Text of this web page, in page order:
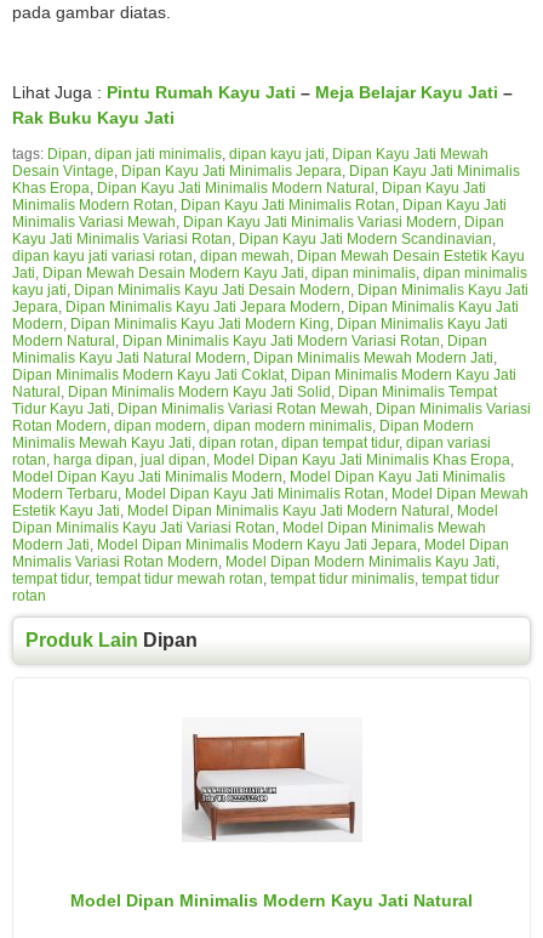
pada gambar diatas.
Lihat Juga : Pintu Rumah Kayu Jati – Meja Belajar Kayu Jati –
Rak Buku Kayu Jati
tags: Dipan, dipan jati minimalis, dipan kayu jati, Dipan Kayu Jati Mewah
Desain Vintage, Dipan Kayu Jati Minimalis Jepara, Dipan Kayu Jati Minimalis
Khas Eropa, Dipan Kayu Jati Minimalis Modern Natural, Dipan Kayu Jati
Minimalis Modern Rotan, Dipan Kayu Jati Minimalis Rotan, Dipan Kayu Jati
Minimalis Variasi Mewah, Dipan Kayu Jati Minimalis Variasi Modern, Dipan
Kayu Jati Minimalis Variasi Rotan, Dipan Kayu Jati Modern Scandinavian,
dipan kayu jati variasi rotan, dipan mewah, Dipan Mewah Desain Estetik Kayu
Jati, Dipan Mewah Desain Modern Kayu Jati, dipan minimalis, dipan minimalis
kayu jati, Dipan Minimalis Kayu Jati Desain Modern, Dipan Minimalis Kayu Jati
Jepara, Dipan Minimalis Kayu Jati Jepara Modern, Dipan Minimalis Kayu Jati
Modern, Dipan Minimalis Kayu Jati Modern King, Dipan Minimalis Kayu Jati
Modern Natural, Dipan Minimalis Kayu Jati Modern Variasi Rotan, Dipan
Minimalis Kayu Jati Natural Modern, Dipan Minimalis Mewah Modern Jati,
Dipan Minimalis Modern Kayu Jati Coklat, Dipan Minimalis Modern Kayu Jati
Natural, Dipan Minimalis Modern Kayu Jati Solid, Dipan Minimalis Tempat
Tidur Kayu Jati, Dipan Minimalis Variasi Rotan Mewah, Dipan Minimalis Variasi
Rotan Modern, dipan modern, dipan modern minimalis, Dipan Modern
Minimalis Mewah Kayu Jati, dipan rotan, dipan tempat tidur, dipan variasi
rotan, harga dipan, jual dipan, Model Dipan Kayu Jati Minimalis Khas Eropa,
Model Dipan Kayu Jati Minimalis Modern, Model Dipan Kayu Jati Minimalis
Modern Terbaru, Model Dipan Kayu Jati Minimalis Rotan, Model Dipan Mewah
Estetik Kayu Jati, Model Dipan Minimalis Kayu Jati Modern Natural, Model
Dipan Minimalis Kayu Jati Variasi Rotan, Model Dipan Minimalis Mewah
Modern Jati, Model Dipan Minimalis Modern Kayu Jati Jepara, Model Dipan
Mnimalis Variasi Rotan Modern, Model Dipan Modern Minimalis Kayu Jati,
tempat tidur, tempat tidur mewah rotan, tempat tidur minimalis, tempat tidur
rotan
Produk Lain Dipan
Model Dipan Minimalis Modern Kayu Jati Natural